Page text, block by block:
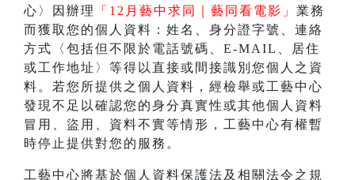
心〉因辦理
「12月藝中求同｜藝同看電影」 業務
而獲取您的個人資料：姓名、身分證字號、連絡
方式〈包括但不限於電話號碼、E-MAIL、居住
或工作地址〉等得以直接或間接識別您個人之資
料。若您所提供之個人資料，經檢舉或工藝中心
發現不足以確認您的身分真實性或其他個人資料
冒用、盜用、資料不實等情形，工藝中心有權暫
時停止提供對您的服務。
工藝中心將基於個人資料保護法及相關法令之規